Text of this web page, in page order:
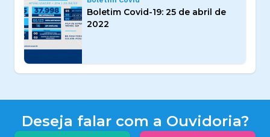
Boletim Covid-19: 25 de abril de
2022
Deseja falar com a Ouvidoria?